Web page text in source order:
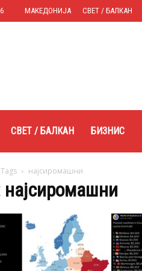
МАКЕДОНИЈА СВЕТ / БАЛКАН
СВЕТ / БАЛКАН БИЗНИС
Tags најсиромашни
најсиромашни